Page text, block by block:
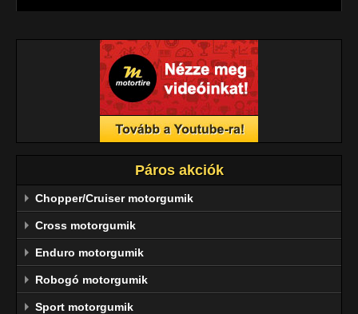
Páros akciók
Chopper/Cruiser motorgumik
Cross motorgumik
Enduro motorgumik
Robogó motorgumik
Sport motorgumik